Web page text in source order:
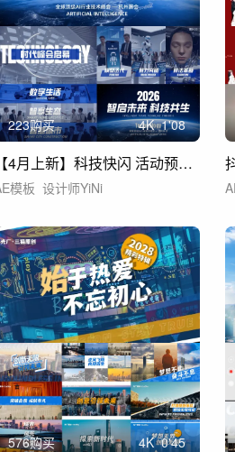
223购买 4K 1'08
【4月上新】科技快闪 活动预告 （52）
模板 设计师YiNi
576购买 4K 0'45